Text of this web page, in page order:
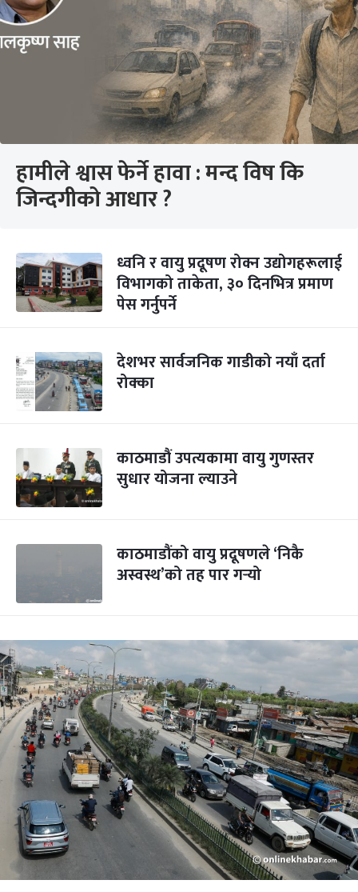
हामीले श्वास फेर्ने हावा : मन्द विष कि
जिन्दगीको आधार ?
ध्वनि र वायु प्रदूषण रोक्न उद्योगहरूलाई
विभागको ताकेता, ३० दिनभित्र प्रमाण
पेस गर्नुपर्ने
देशभर सार्वजनिक गाडीको नयाँ दर्ता
रोक्का
काठमाडौं उपत्यकामा वायु गुणस्तर
सुधार योजना ल्याउने
काठमाडौंको वायु प्रदूषणले ‘निकै
अस्वस्थ’को तह पार गर्‍यो